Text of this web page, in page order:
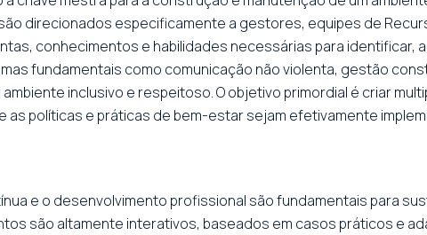
direcionados especificamente a gestores, equipes de
conhecimentos e habilidades necessárias para identificar,
fundamentais como comunicação não violenta, gestão
inclusivo e respeitoso. O objetivo primordial é criar
políticas e práticas de bem-estar sejam efetivamente
e o desenvolvimento profissional são fundamentais para
são altamente interativos, baseados em casos práticos e